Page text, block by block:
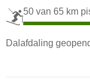
50 van 65 km
Dalafdaling